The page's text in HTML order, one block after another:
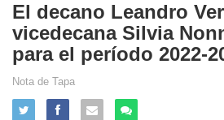
El decano Leandro
vicedecana Silvia
para el período 2022-
Nota de Tapa